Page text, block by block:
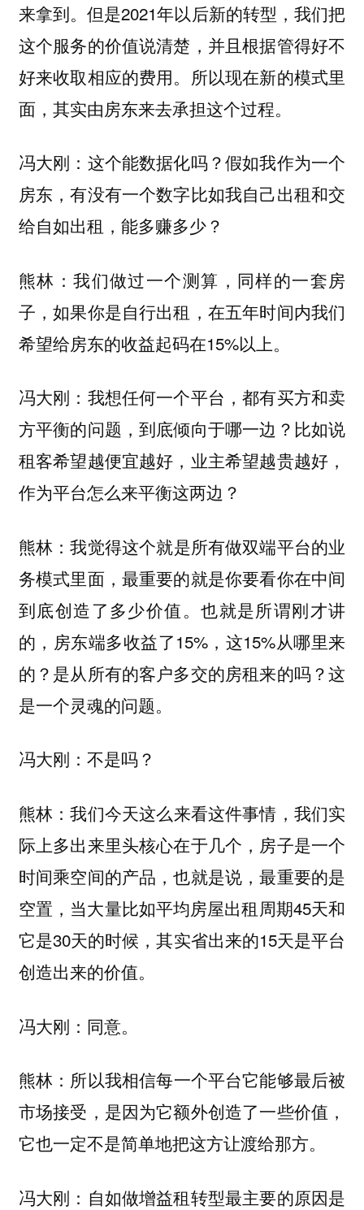
来拿到。但是2021年以后新的转型，我们把
这个服务的价值说清楚，并且根据管得好不
好来收取相应的费用。所以现在新的模式里
面，其实由房东来去承担这个过程。
冯大刚：这个能数据化吗？假如我作为一个
房东，有没有一个数字比如我自己出租和交
给自如出租，能多赚多少？
熊林：我们做过一个测算，同样的一套房
子，如果你是自行出租，在五年时间内我们
希望给房东的收益起码在15%以上。
冯大刚：我想任何一个平台，都有买方和卖
方平衡的问题，到底倾向于哪一边？比如说
租客希望越便宜越好，业主希望越贵越好，
作为平台怎么来平衡这两边？
熊林：我觉得这个就是所有做双端平台的业
务模式里面，最重要的就是你要看你在中间
到底创造了多少价值。也就是所谓刚才讲
的，房东端多收益了15%，这15%从哪里来
的？是从所有的客户多交的房租来的吗？这
是一个灵魂的问题。
冯大刚：不是吗？
熊林：我们今天这么来看这件事情，我们实
际上多出来里头核心在于几个，房子是一个
时间乘空间的产品，也就是说，最重要的是
空置，当大量比如平均房屋出租周期45天和
它是30天的时候，其实省出来的15天是平台
创造出来的价值。
冯大刚：同意。
熊林： 所以我相信每一个平台它能够最后被
市场接受，是因为它额外创造了一些价值，
它也一定不是简单地把这方让渡给那方。
冯大刚：自如做增益租转型最主要的原因是